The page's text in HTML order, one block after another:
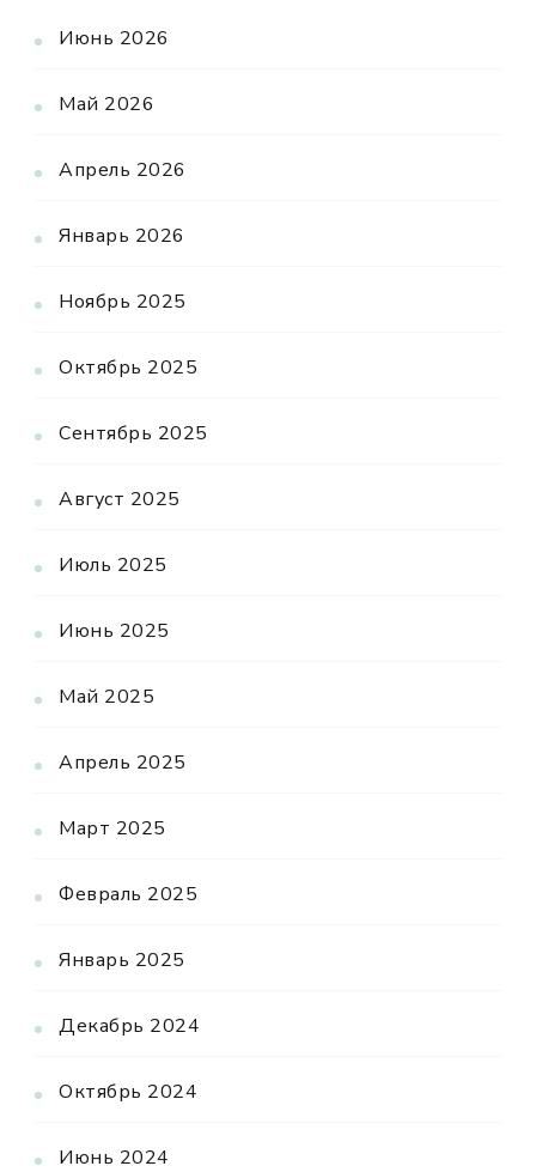
Июнь 2026
Май 2026
Апрель 2026
Январь 2026
Ноябрь 2025
Октябрь 2025
Сентябрь 2025
Август 2025
Июль 2025
Июнь 2025
Май 2025
Апрель 2025
Март 2025
Февраль 2025
Январь 2025
Декабрь 2024
Октябрь 2024
Июнь 2024